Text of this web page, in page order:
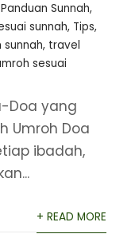
Panduan Sunnah,
sunnah, Tips,
, travel
sesuai
Doa yang
Umroh Doa
ibadah,
+ READ MORE